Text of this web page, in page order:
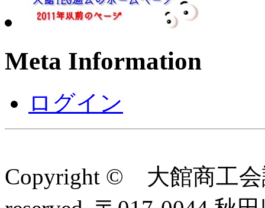
Meta Information
ログイン
Copyright © 大館商工